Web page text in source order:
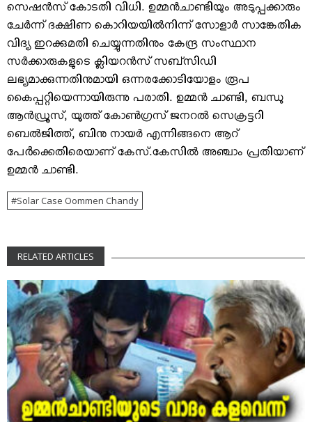
സെഷന്‍സ് കോടതി വിധി. ഉമ്മന്‍ചാണ്ടിയും അടുപ്പക്കാരും
ചേര്‍ന്ന് ദക്ഷിണ കൊറിയയില്‍നിന്ന് സോളാര്‍ സാങ്കേതിക
വിദ്യ ഇറക്കുമതി ചെയ്യുന്നതിനും കേന്ദ്ര സംസ്ഥാന
സര്‍ക്കാരുകളുടെ ക്ലിയറന്‍സ് സബ്സിഡി
ലഭ്യമാക്കുന്നതിനുമായി ഒന്നരക്കോടിയോളം രൂപ
കൈപ്പറ്റിയെന്നായിരുന്നു പരാതി. ഉമ്മന്‍ ചാണ്ടി, ബന്ധു
ആന്‍ഡ്രൂസ്, യൂത്ത് കോണ്‍ഗ്രസ് ജനറല്‍ സെക്രട്ടറി
ബെല്‍ജിത്ത്, ബിനു നായര്‍ എന്നിങ്ങനെ ആറ്
പേർക്കെതിരെയാണ് കേസ്.കേസില്‍ അഞ്ചാം പ്രതിയാണ്
ഉമ്മന്‍ ചാണ്ടി.
Solar Case Oommen Chandy
RELATED ARTICLES